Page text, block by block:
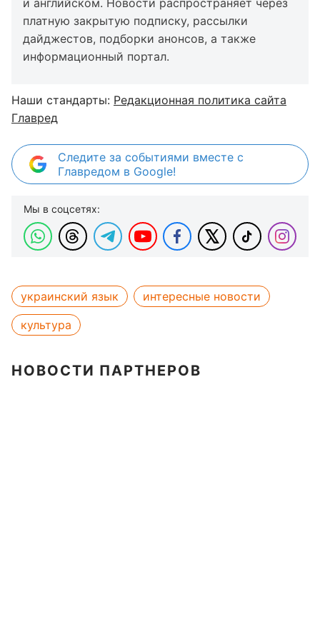
и английском. Новости распространяет через
платную закрытую подписку, рассылки
дайджестов, подборки анонсов, а также
информационный портал.
Наши стандарты: Редакционная политика сайта
Главред
Следите за событиями вместе с
Главредом в Google!
Мы в соцсетях:
украинский язык
интересные новости
культура
НОВОСТИ ПАРТНЕРОВ